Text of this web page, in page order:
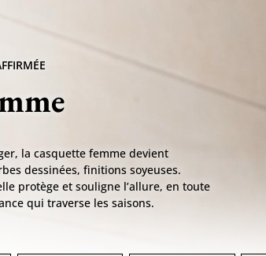
la casquette femme devient
dessinées, finitions soyeuses.
protège et souligne l’allure, en toute
qui traverse les saisons.